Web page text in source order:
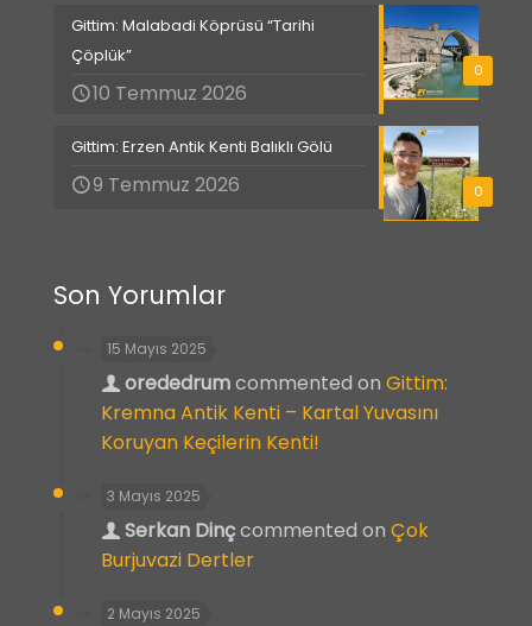
0
Gittim: Malabadi Köprüsü “Tarihi
Çöplük”
10 Temmuz 2026
0
Gittim: Erzen Antik Kenti Balıklı Gölü
9 Temmuz 2026
Son Yorumlar
15 Mayıs 2025
orededrumcommented on Gittim:
Kremna Antik Kenti – Kartal Yuvasını
Koruyan Keçilerin Kenti!
3 Mayıs 2025
Serkan Dinçcommented on Çok
Burjuvazi Dertler
2 Mayıs 2025